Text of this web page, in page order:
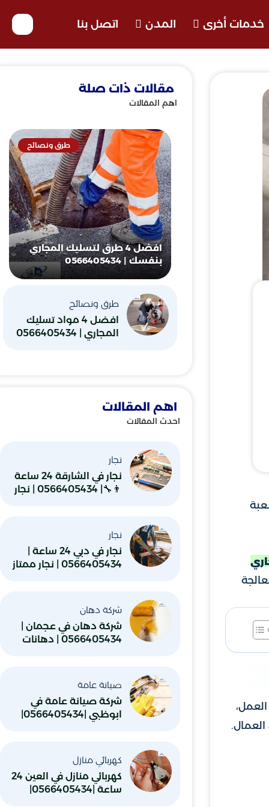
خدمات أخرى المدن اتصل بنا
مقالات ذات صلة
اهم المقالات
طرق ونصائح
افضل 4 طرق لتسليك المجاري
بنفسك | 0566405434
طرق ونصائح
افضل 4 مواد تسليك
المجاري | 0566405434
اهم المقالات
احدث المقالات
نجار
نجار في الشارقة 24 ساعة
👨‍🔧| 0566405434 | نجار
نجار
نجار في دبي 24 ساعة |
0566405434 | نجار ممتاز
شركة دهان
شركة دهان في عجمان |
0566405434 | دهانات
صيانة عامة
شركة صيانة عامة في
كهربائي منازل
كهربائي منازل في العين 24